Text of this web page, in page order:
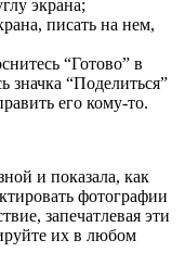
экрана;
писать на нем,
“Готово” в
значка “Поделиться”
его кому-то.
и показала, как
фотографии
запечатлевая эти
их в любом